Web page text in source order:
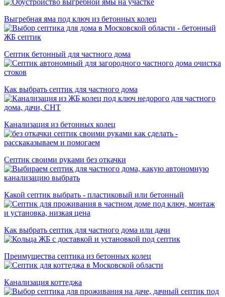
Выгребная яма под ключ из бетонных колец
Септик бетонный для частного дома
Как выбрать септик для частного дома
Канализация из бетонных колец
Септик своими руками без откачки
Какой септик выбрать - пластиковый или бетонный
Как выбрать септик для частного дома или дачи
Преимущества септика из бетонных колец
Канализация коттеджа